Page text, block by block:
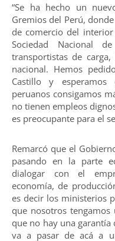
“Se ha hecho un
Gremios del Perú,
de comercio del
Sociedad Nacional
transportistas de
nacional. Hemos
Castillo y
peruanos consigamos
no tienen empleos
es preocupante para el
Remarcó que el
pasando en la parte
dialogar con el
economía, de
es decir los ministerios
que nosotros
que no hay una
va a pasar de acá a